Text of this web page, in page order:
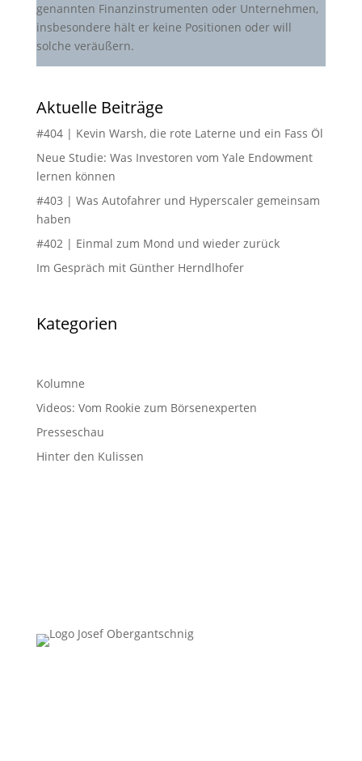
genannten Finanzinstrumenten oder Unternehmen,
insbesondere hält er keine Positionen oder will
solche veräußern.
Aktuelle Beiträge
#404 | Kevin Warsh, die rote Laterne und ein Fass Öl
Neue Studie: Was Investoren vom Yale Endowment
lernen können
#403 | Was Autofahrer und Hyperscaler gemeinsam
haben
#402 | Einmal zum Mond und wieder zurück
Im Gespräch mit Günther Herndlhofer
Kategorien
Kolumne
Videos: Vom Rookie zum Börsenexperten
Presseschau
Hinter den Kulissen